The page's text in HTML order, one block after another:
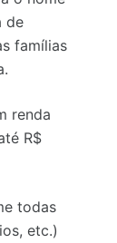
de
famílias
renda
R$
todas
etc.)